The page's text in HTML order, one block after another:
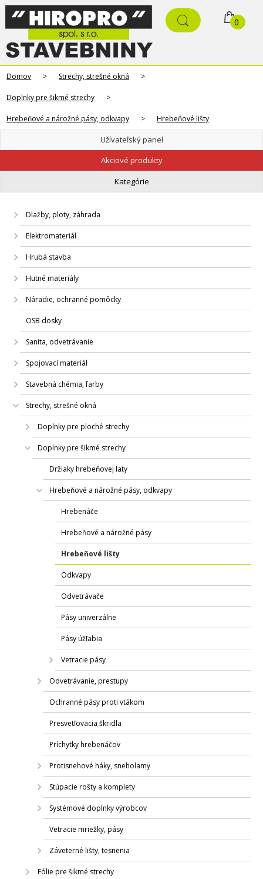
0
Domov > Strechy, strešné okná >
Doplnky pre šikmé strechy >
Hrebeňové a nárožné pásy, odkvapy > Hrebeňové lišty
Užívateľský panel
Akciové produkty
Kategórie
Dlažby, ploty, záhrada
Elektromateriál
Hrubá stavba
Hutné materiály
Náradie, ochranné pomôcky
OSB dosky
Sanita, odvetrávanie
Spojovací materiál
Stavebná chémia, farby
Strechy, strešné okná
Doplnky pre ploché strechy
Doplnky pre šikmé strechy
Držiaky hrebeňovej laty
Hrebeňové a nárožné pásy, odkvapy
Hrebenáče
Hrebeňové a nárožné pásy
Hrebeňové lišty
Odkvapy
Odvetrávače
Pásy univerzálne
Pásy úžľabia
Vetracie pásy
Odvetrávanie, prestupy
Ochranné pásy proti vtákom
Presvetľovacia škridla
Príchytky hrebenáčov
Protisnehové háky, sneholamy
Stúpacie rošty a komplety
Systémové doplnky výrobcov
Vetracie mriežky, pásy
Záveterné lišty, tesnenia
Fólie pre šikmé strechy